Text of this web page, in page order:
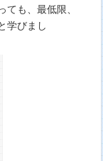
も、最低限、
学びまし